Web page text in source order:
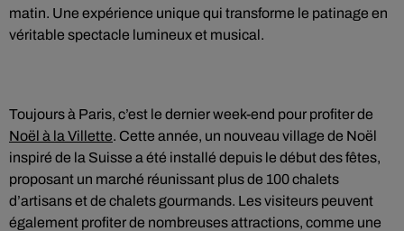
matin. Une expérience unique qui transforme le patinage en
véritable spectacle lumineux et musical.
Toujours à Paris, c’est le dernier week-end pour profiter de
Noël à la Villette. Cette année, un nouveau village de Noël
inspiré de la Suisse a été installé depuis le début des fêtes,
proposant un marché réunissant plus de 100 chalets
d’artisans et de chalets gourmands. Les visiteurs peuvent
également profiter de nombreuses attractions, comme une